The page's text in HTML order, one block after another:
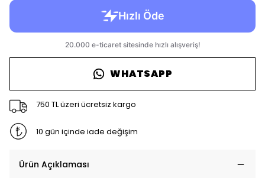
WHATSAPP
750 TL üzeri ücretsiz kargo
10 gün içinde iade değişim
Ürün Açıklaması